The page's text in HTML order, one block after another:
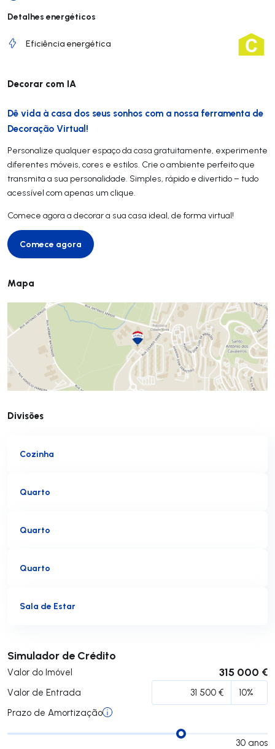
Detalhes energéticos
Eficiência energética
Decorar com IA
Dê vida à casa dos seus sonhos com a nossa ferramenta de
Decoração Virtual!
Personalize qualquer espaço da casa gratuitamente, experimente
diferentes móveis, cores e estilos. Crie o ambiente perfeito que
transmita a sua personalidade. Simples, rápido e divertido – tudo
acessível com apenas um clique.
Comece agora a decorar a sua casa ideal, de forma virtual!
Comece agora
Comece agora
Mapa
Divisões
Cozinha
Quarto
Quarto
Quarto
Sala de Estar
Simulador de Crédito
Valor do Imóvel 315 000 €
Valor de Entrada
Prazo de Amortização
30 anos
Submeter